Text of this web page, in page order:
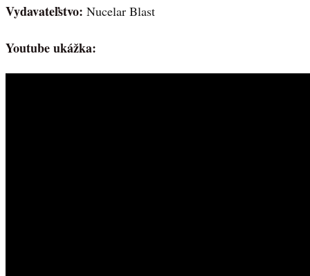
Vydavateľstvo: Nucelar Blast
Youtube ukážka: